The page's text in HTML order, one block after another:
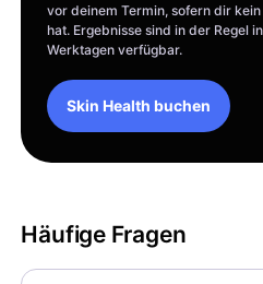
vor deinem Termin, sofern dir
hat. Ergebnisse sind in der Regel
Werktagen verfügbar.
Skin Health buchen
Häufige Fragen